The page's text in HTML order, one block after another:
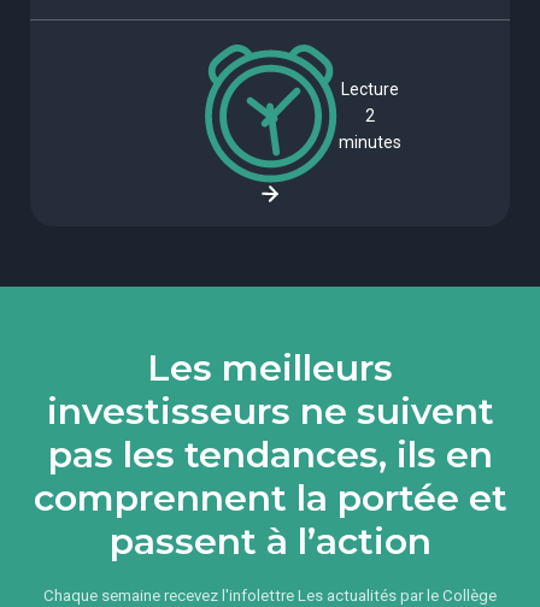
Lecture
2
minutes
Les meilleurs
investisseurs ne suivent
pas les tendances, ils en
comprennent la portée et
passent à l’action
Chaque semaine recevez l'infolettre Les actualités par le Collège